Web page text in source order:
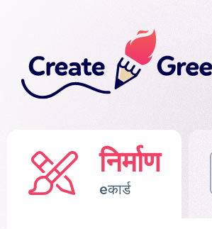
निर्माण
eकार्ड